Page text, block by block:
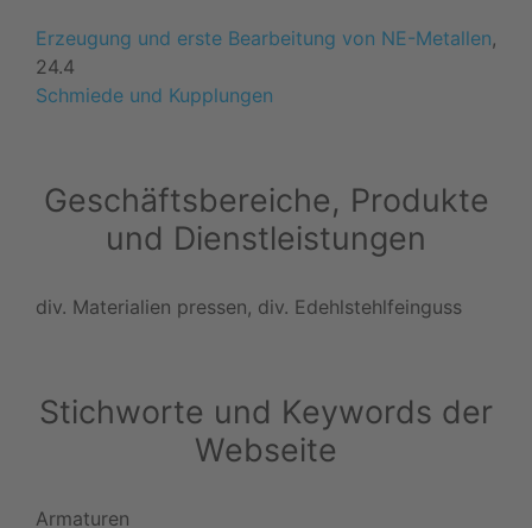
Erzeugung und erste Bearbeitung von NE-Metallen,
24.4
Schmiede und Kupplungen
Geschäftsbereiche, Produkte
und Dienstleistungen
div. Materialien pressen, div. Edehlstehlfeinguss
Stichworte und Keywords der
Webseite
Armaturen